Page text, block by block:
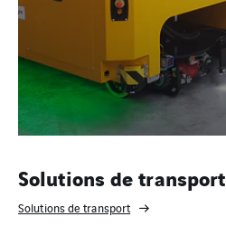
Solutions de transport
Solutions de transport